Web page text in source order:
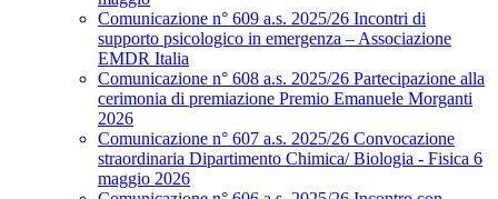
Comunicazione n° 609 a.s. 2025/26 Incontri di
supporto psicologico in emergenza – Associazione
EMDR Italia
Comunicazione n° 608 a.s. 2025/26 Partecipazione alla
cerimonia di premiazione Premio Emanuele Morganti
2026
Comunicazione n° 607 a.s. 2025/26 Convocazione
straordinaria Dipartimento Chimica/ Biologia - Fisica 6
maggio 2026